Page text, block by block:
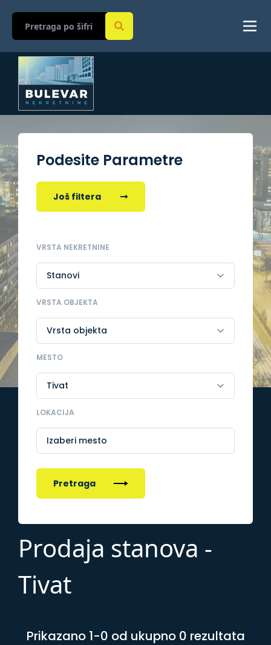
Podesite Parametre
Još filtera
VRSTA NEKRETNINE
VRSTA OBJEKTA
MESTO
LOKACIJA
Izaberi mesto
Pretraga
Prodaja stanova -
Tivat
Prikazano 1-0 od ukupno 0 rezultata